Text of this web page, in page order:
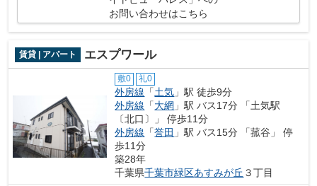
お問い合わせはこちら
賃貸 | アパート エスプワール
敷0 礼0
外房線 「土気 」駅 徒歩9分
外房線 「大網 」駅 バス17分 「土気駅
〔北口〕」 停歩11分
外房線 「誉田 」駅 バス15分 「菰谷」 停
歩11分
築28年
千葉県千葉市緑区あすみが丘 ３丁目